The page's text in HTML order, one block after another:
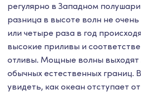
регулярно в Западном
разница в высоте волн не
или четыре раза в год
высокие приливы и
отливы. Мощные волны выходят
обычных естественных границ.
увидеть, как океан отступает